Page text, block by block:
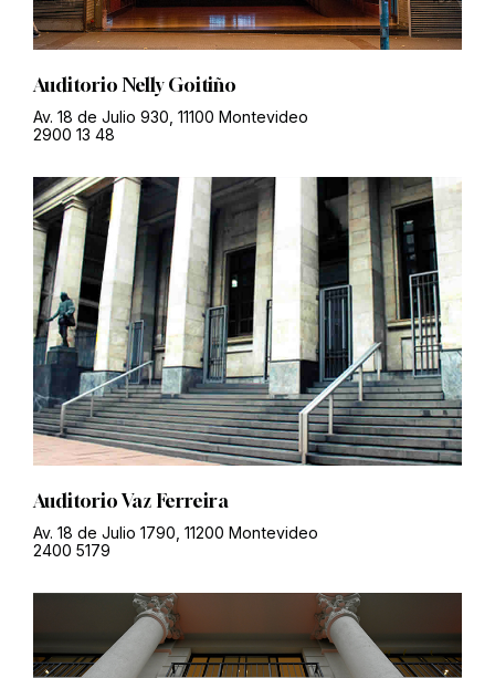
Auditorio Nelly Goitiño
Av. 18 de Julio 930, 11100 Montevideo
2900 13 48
Auditorio Vaz Ferreira
Av. 18 de Julio 1790, 11200 Montevideo
2400 5179